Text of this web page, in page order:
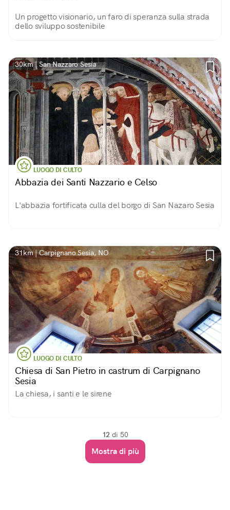
Un progetto visionario, un faro di speranza sulla strada
dello sviluppo sostenibile
30km | San Nazzaro Sesia
LUOGO DI CULTO
Abbazia dei Santi Nazzario e Celso
L'abbazia fortificata culla del borgo di San Nazaro Sesia
31km | Carpignano Sesia, NO
LUOGO DI CULTO
Chiesa di San Pietro in castrum di Carpignano
Sesia
La chiesa, i santi e le sirene
12 di 50
Mostra di più